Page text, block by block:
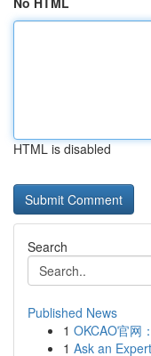
HTML is disabled
Search
Published News
1 OKCAO官网
1 Ask an